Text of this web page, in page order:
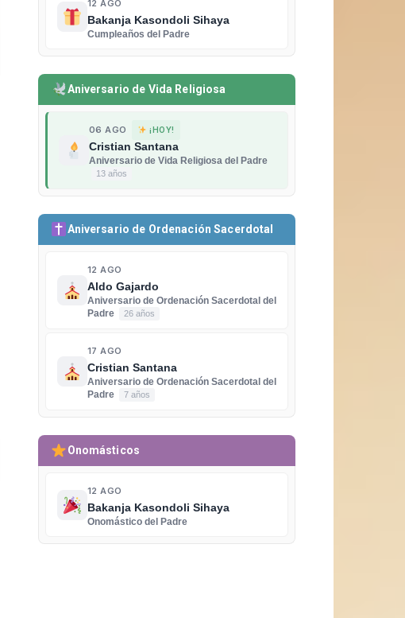
12 AGO
Bakanja Kasondoli Sihaya
Cumpleaños del Padre
Aniversario de Vida Religiosa
06 AGO ¡HOY!
Cristian Santana
Aniversario de Vida Religiosa del Padre
13 años
Aniversario de Ordenación Sacerdotal
12 AGO
Aldo Gajardo
Aniversario de Ordenación Sacerdotal del
Padre
26 años
17 AGO
Cristian Santana
Aniversario de Ordenación Sacerdotal del
Padre
7 años
Onomásticos
12 AGO
Bakanja Kasondoli Sihaya
Onomástico del Padre